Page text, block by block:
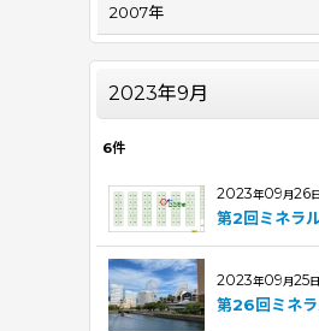
2023年9月
6件
2023年09月26日
第2回ミネラ
2023年09月25日
第26回ミネラ
2007年